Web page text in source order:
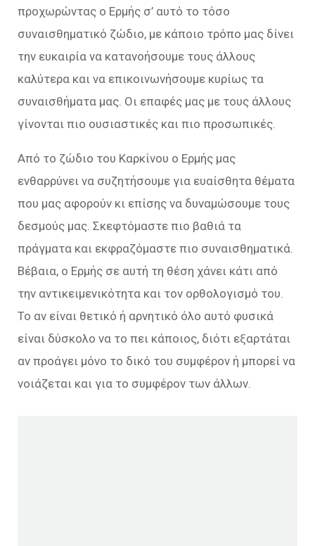
προχωρώντας ο Ερμής σ’ αυτό το τόσο
συναισθηματικό ζώδιο, με κάποιο τρόπο μας δίνει
την ευκαιρία να κατανοήσουμε τους άλλους
καλύτερα και να επικοινωνήσουμε κυρίως τα
συναισθήματα μας. Οι επαφές μας με τους άλλους
γίνονται πιο ουσιαστικές και πιο προσωπικές.
Από το ζώδιο του Καρκίνου ο Ερμής μας
ενθαρρύνει να συζητήσουμε για ευαίσθητα θέματα
που μας αφορούν κι επίσης να δυναμώσουμε τους
δεσμούς μας. Σκεφτόμαστε πιο βαθιά τα
πράγματα και εκφραζόμαστε πιο συναισθηματικά.
Βέβαια, ο Ερμής σε αυτή τη θέση χάνει κάτι από
την αντικειμενικότητα και τον ορθολογισμό του.
Το αν είναι θετικό ή αρνητικό όλο αυτό φυσικά
είναι δύσκολο να το πει κάποιος, διότι εξαρτάται
αν προάγει μόνο το δικό του συμφέρον ή μπορεί να
νοιάζεται και για το συμφέρον των άλλων.